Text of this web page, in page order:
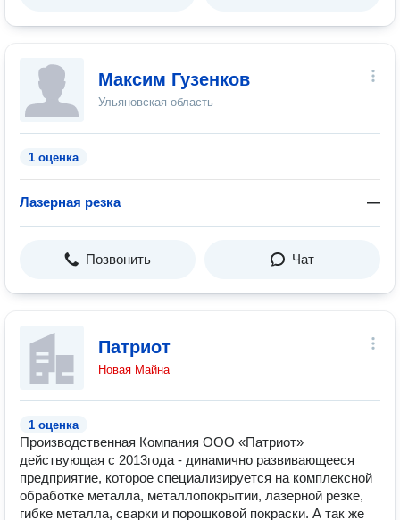
Максим Гузенков
Ульяновская область
1 оценка
Лазерная резка —
Позвонить Чат
Патриот
Новая Майна
1 оценка
Производственная Компания ООО «Патриот»
действующая с 2013года - динамично развивающееся
предприятие, которое специализируется на комплексной
обработке металла, металлопокрытии, лазерной резке,
гибке металла, сварки и порошковой покраски. А так же